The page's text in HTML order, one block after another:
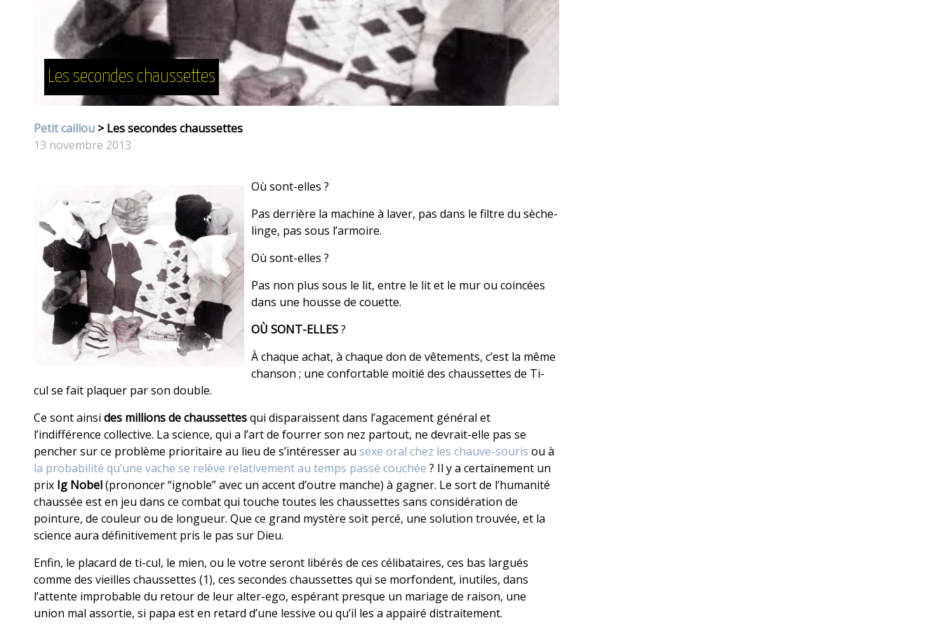
Les secondes chaussettes
Petit caillou > Les secondes chaussettes
13 novembre 2013
Où sont-elles ?
Pas derrière la machine à laver, pas dans le filtre du sèche-
linge, pas sous l’armoire.
Où sont-elles ?
Pas non plus sous le lit, entre le lit et le mur ou coincées
dans une housse de couette.
OÙ SONT-ELLES?
À chaque achat, à chaque don de vêtements, c’est la même
chanson ; une confortable moitié des chaussettes de Ti-
cul se fait plaquer par son double.
Ce sont ainsi des millions de chaussettesqui disparaissent dans l’agacement général et
l’indifférence collective. La science, qui a l’art de fourrer son nez partout, ne devrait-elle pas se
pencher sur ce problème prioritaire au lieu de s’intéresser au sexe oral chez les chauve-souris ou à
la probabilité qu’une vache se relève relativement au temps passé couchée ? Il y a certainement un
prix Ig Nobel(prononcer “ignoble” avec un accent d’outre manche) à gagner. Le sort de l’humanité
chaussée est en jeu dans ce combat qui touche toutes les chaussettes sans considération de
pointure, de couleur ou de longueur. Que ce grand mystère soit percé, une solution trouvée, et la
science aura définitivement pris le pas sur Dieu.
Enfin, le placard de ti-cul, le mien, ou le votre seront libérés de ces célibataires, ces bas largués
comme des vieilles chaussettes (1), ces secondes chaussettes qui se morfondent, inutiles, dans
l’attente improbable du retour de leur alter-ego, espérant presque un mariage de raison, une
union mal assortie, si papa est en retard d’une lessive ou qu’il les a appairé distraitement.